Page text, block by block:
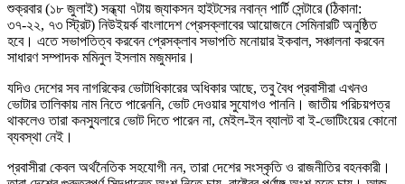
শুক্রবার (১৮ জুলাই) সন্ধ্যা ৭টায় জ্যাকসন হাইটসের নবান্ন পার্টি সেন্টারে (ঠিকানা:
৩৭-২২, ৭৩ স্ট্রিট) নিউইয়র্ক বাংলাদেশ প্রেসক্লাবের আয়োজনে সেমিনারটি অনুষ্ঠিত
হবে। এতে সভাপতিত্ব করবেন প্রেসক্লাব সভাপতি মনোয়ার ইকবাল, সঞ্চালনা করবেন
সাধারণ সম্পাদক মমিনুল ইসলাম মজুমদার।
যদিও দেশের সব নাগরিকের ভোটাধিকারের অধিকার আছে, তবু বৈধ প্রবাসীরা এখনও
ভোটার তালিকায় নাম নিতে পারেননি, ভোট দেওয়ার সুযোগও পাননি। জাতীয় পরিচয়পত্র
থাকলেও তারা কনস্যুলারে ভোট দিতে পারেন না, মেইল-ইন ব্যালট বা ই-ভোটিংয়ের কোনো
ব্যবস্থা নেই।
প্রবাসীরা কেবল অর্থনৈতিক সহযোগী নন, তারা দেশের সংস্কৃতি ও রাজনীতির বহনকারী।